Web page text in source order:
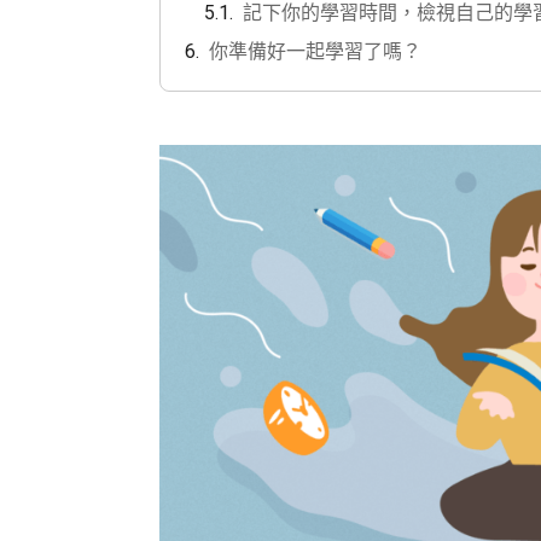
記下你的學習時間，檢視自己的學
你準備好一起學習了嗎？